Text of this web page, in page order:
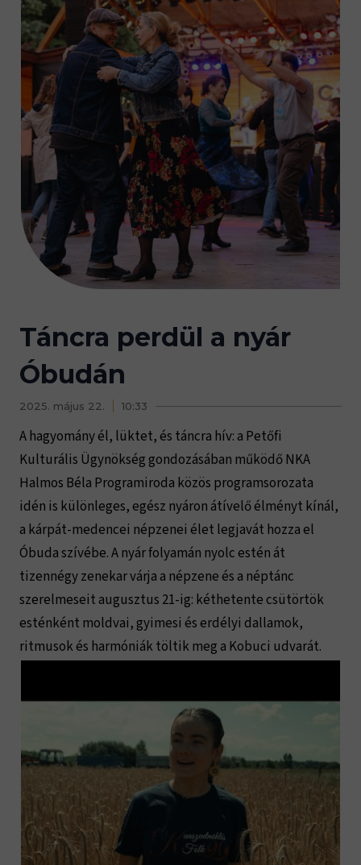
Táncra perdül a nyár
Óbudán
2025. május 22. 10:33
A hagyomány él, lüktet, és táncra hív: a Petőfi
Kulturális Ügynökség gondozásában működő NKA
Halmos Béla Programiroda közös programsorozata
idén is különleges, egész nyáron átívelő élményt kínál,
a kárpát-medencei népzenei élet legjavát hozza el
Óbuda szívébe. A nyár folyamán nyolc estén át
tizennégy zenekar várja a népzene és a néptánc
szerelmeseit augusztus 21-ig: kéthetente csütörtök
esténként moldvai, gyimesi és erdélyi dallamok,
ritmusok és harmóniák töltik meg a Kobuci udvarát.